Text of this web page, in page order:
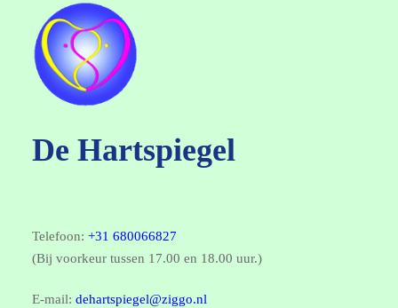
De Hartspiegel
Telefoon: +31 680066827
(Bij voorkeur tussen 17.00 en 18.00 uur.)
E-mail: dehartspiegel@ziggo.nl